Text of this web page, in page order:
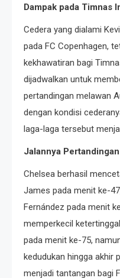
Dampak pada Timnas
Cedera yang dialami
pada FC Copenhagen,
kekhawatiran bagi
dijadwalkan untuk
pertandingan melawan
dengan kondisi
laga-laga tersebut
Jalannya Pertandingan
Chelsea berhasil
James pada menit ke-
Fernández pada menit
memperkecil
pada menit ke-75,
kedudukan hingga akhir
menjadi tantangan bagi